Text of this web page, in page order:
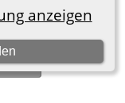
anzeigen
.